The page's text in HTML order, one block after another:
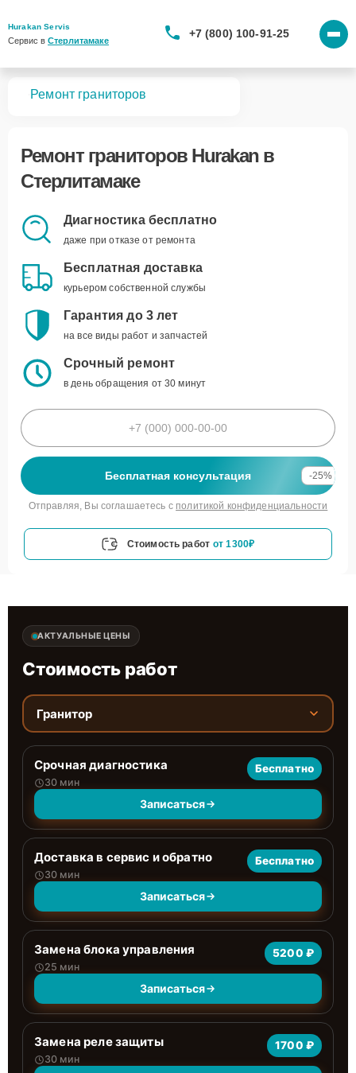
Hurakan Servis
Сервис в Стерлитамаке
+7 (800) 100-91-25
Ремонт граниторов
Ремонт граниторов Hurakanв
Стерлитамаке
Диагностика бесплатно
даже при отказе от ремонта
Бесплатная доставка
курьером собственной службы
Гарантия до 3 лет
на все виды работ и запчастей
Срочный ремонт
в день обращения от 30 минут
Бесплатная консультация -25%
Отправляя, Вы соглашаетесь с политикой конфиденциальности
Стоимость работ от 1300₽
АКТУАЛЬНЫЕ ЦЕНЫ
Стоимость работ
Гранитор
Срочная диагностика
30 мин
Бесплатно
Записаться
Доставка в сервис и обратно
30 мин
Бесплатно
Записаться
Замена блока управления
25 мин
5200 ₽
Записаться
Замена реле защиты
30 мин
1700 ₽